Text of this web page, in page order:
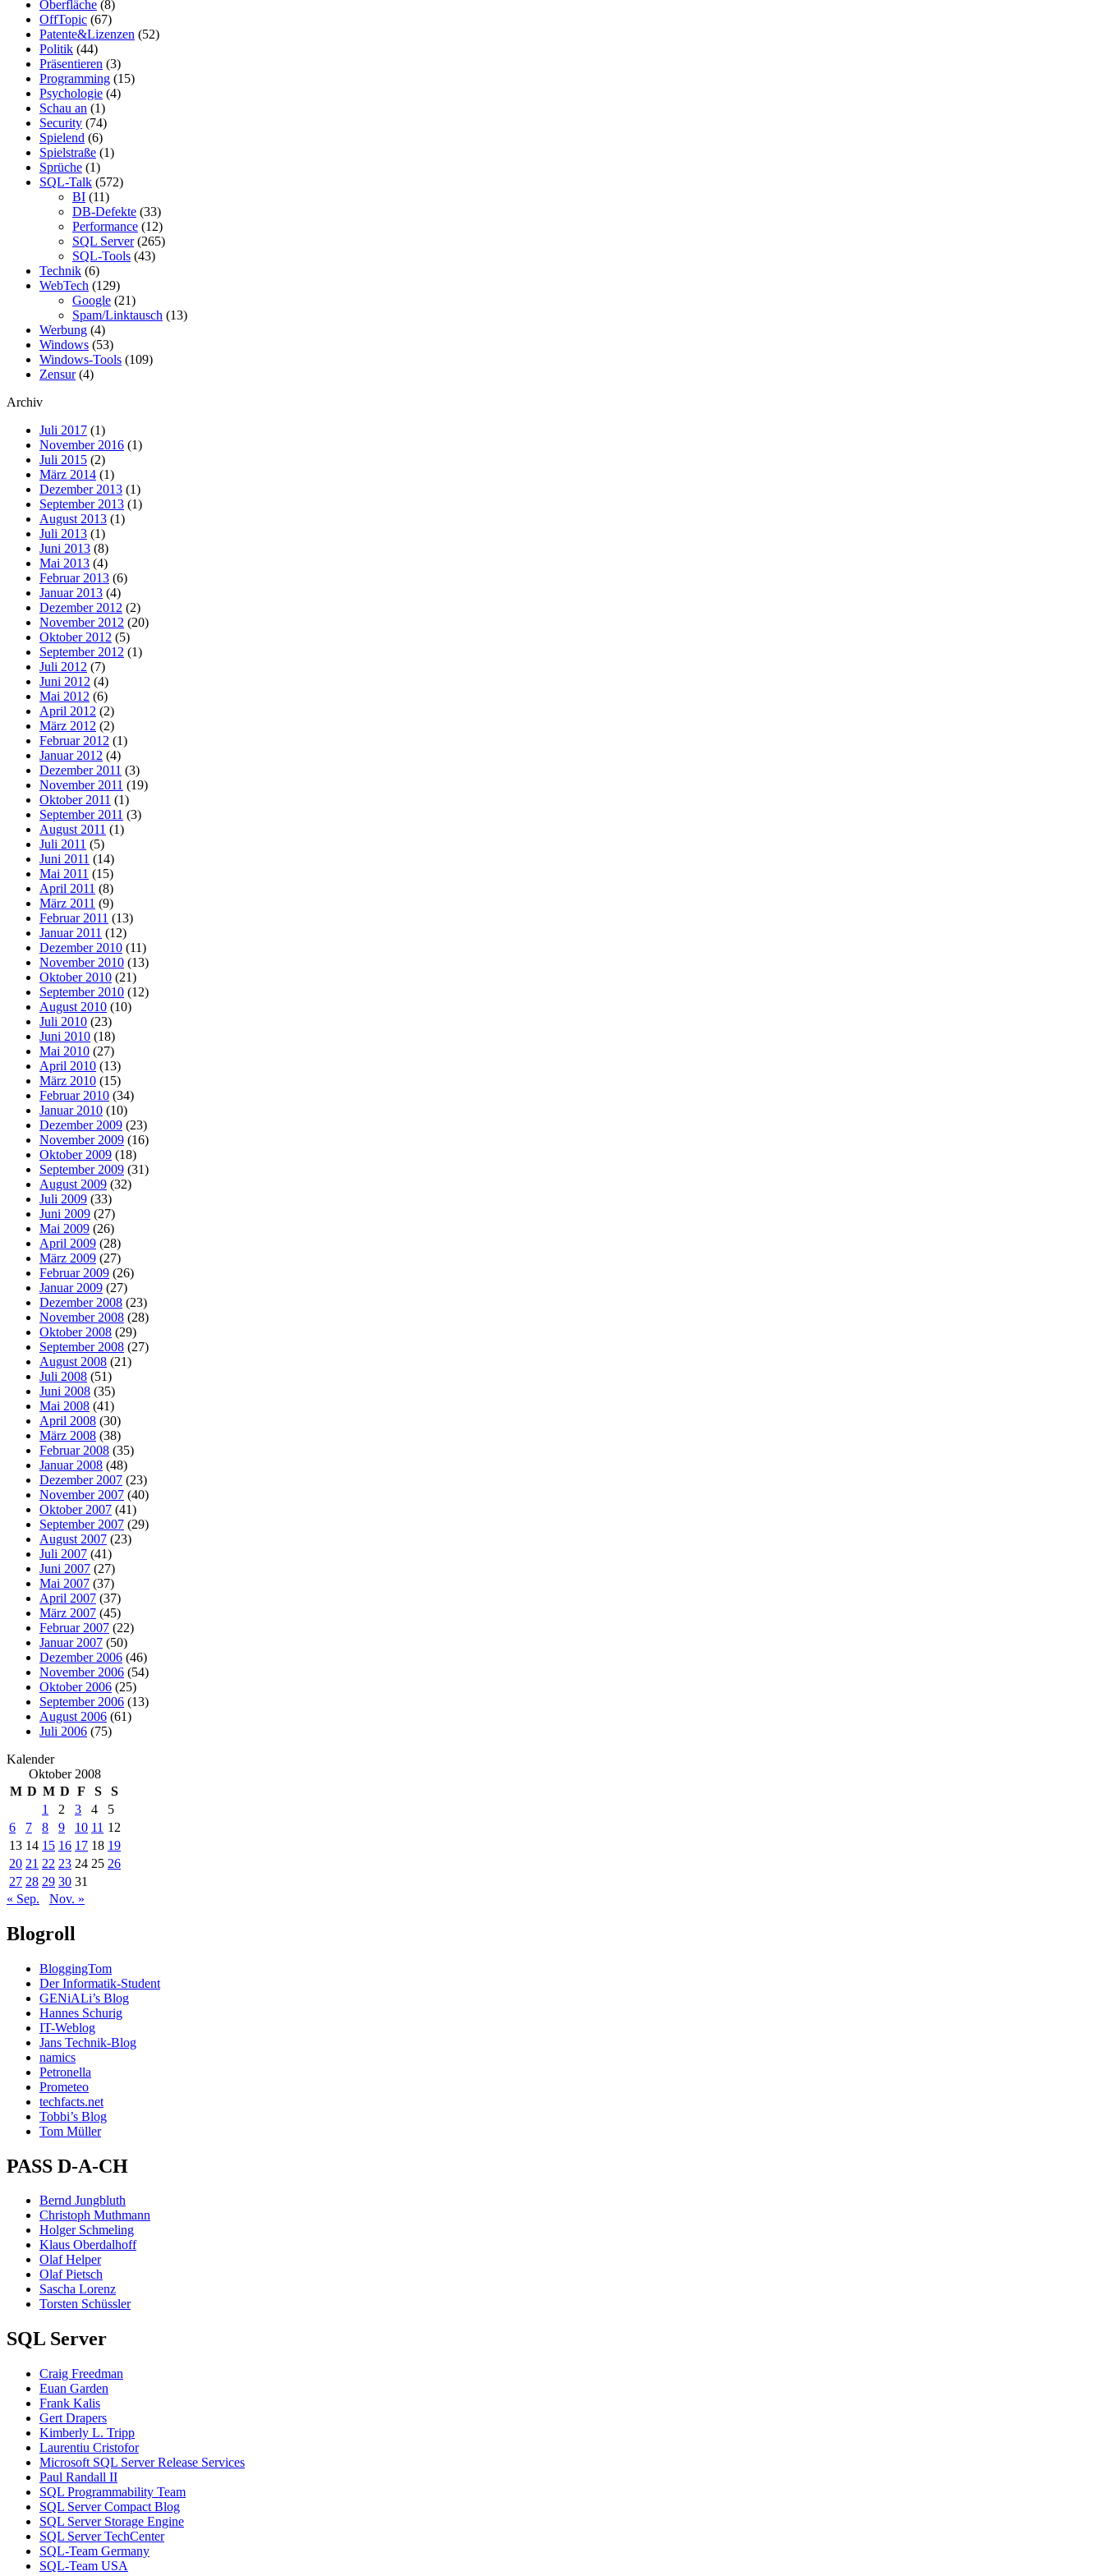
Oberfläche (8)
OffTopic (67)
Patente&Lizenzen (52)
Politik (44)
Präsentieren (3)
Programming (15)
Psychologie (4)
Schau an (1)
Security (74)
Spielend (6)
Spielstraße (1)
Sprüche (1)
SQL-Talk (572)
BI (11)
DB-Defekte (33)
Performance (12)
SQL Server(265)
SQL-Tools (43)
Technik (6)
WebTech (129)
Google (21)
Spam/Linktausch (13)
Werbung (4)
Windows (53)
Windows-Tools (109)
Zensur(4)
Archiv
Juli 2017 (1)
November 2016 (1)
Juli 2015 (2)
März 2014 (1)
Dezember 2013 (1)
September 2013 (1)
August 2013 (1)
Juli 2013 (1)
Juni 2013 (8)
Mai 2013 (4)
Februar 2013 (6)
Januar 2013 (4)
Dezember 2012 (2)
November 2012 (20)
Oktober 2012 (5)
September 2012 (1)
Juli 2012 (7)
Juni 2012 (4)
Mai 2012 (6)
April 2012 (2)
März 2012 (2)
Februar 2012 (1)
Januar 2012 (4)
Dezember 2011 (3)
November 2011 (19)
Oktober 2011 (1)
September 2011 (3)
August 2011 (1)
Juli 2011 (5)
Juni 2011 (14)
Mai 2011 (15)
April 2011 (8)
März 2011 (9)
Februar 2011 (13)
Januar 2011 (12)
Dezember 2010 (11)
November 2010 (13)
Oktober 2010 (21)
September 2010 (12)
August 2010 (10)
Juli 2010 (23)
Juni 2010 (18)
Mai 2010 (27)
April 2010 (13)
März 2010 (15)
Februar 2010 (34)
Januar 2010 (10)
Dezember 2009 (23)
November 2009 (16)
Oktober 2009 (18)
September 2009 (31)
August 2009 (32)
Juli 2009 (33)
Juni 2009 (27)
Mai 2009 (26)
April 2009 (28)
März 2009 (27)
Februar 2009 (26)
Januar 2009 (27)
Dezember 2008 (23)
November 2008 (28)
Oktober 2008 (29)
September 2008 (27)
August 2008 (21)
Juli 2008 (51)
Juni 2008 (35)
Mai 2008 (41)
April 2008 (30)
März 2008 (38)
Februar 2008 (35)
Januar 2008 (48)
Dezember 2007 (23)
November 2007 (40)
Oktober 2007 (41)
September 2007 (29)
August 2007 (23)
Juli 2007 (41)
Juni 2007 (27)
Mai 2007 (37)
April 2007 (37)
März 2007 (45)
Februar 2007 (22)
Januar 2007 (50)
Dezember 2006 (46)
November 2006 (54)
Oktober 2006 (25)
September 2006 (13)
August 2006 (61)
Juli 2006 (75)
Kalender
Oktober 2008
M D M D F S
S
1
2 3 4
5
6
7 8 9 10 11 12
13 14 15 16 17 18 19
20 21 22 23 24 25 26
27 28 29 30 31
« Sep.
Nov. »
Blogroll
BloggingTom
Der Informatik-Student
GENiALi’s Blog
Hannes Schurig
IT-Weblog
Jans Technik-Blog
namics
Petronella
Prometeo
techfacts.net
Tobbi’s Blog
Tom Müller
PASS D-A-CH
Bernd Jungbluth
Christoph Muthmann
Holger Schmeling
Klaus Oberdalhoff
Olaf Helper
Olaf Pietsch
Sascha Lorenz
Torsten Schüssler
SQL Server
Craig Freedman
Euan Garden
Frank Kalis
Gert Drapers
Kimberly L. Tripp
Laurentiu Cristofor
Microsoft SQL Server Release Services
Paul Randall II
SQL Programmability Team
SQL Server Compact Blog
SQL Server Storage Engine
SQL Server TechCenter
SQL-Team Germany
SQL-Team USA